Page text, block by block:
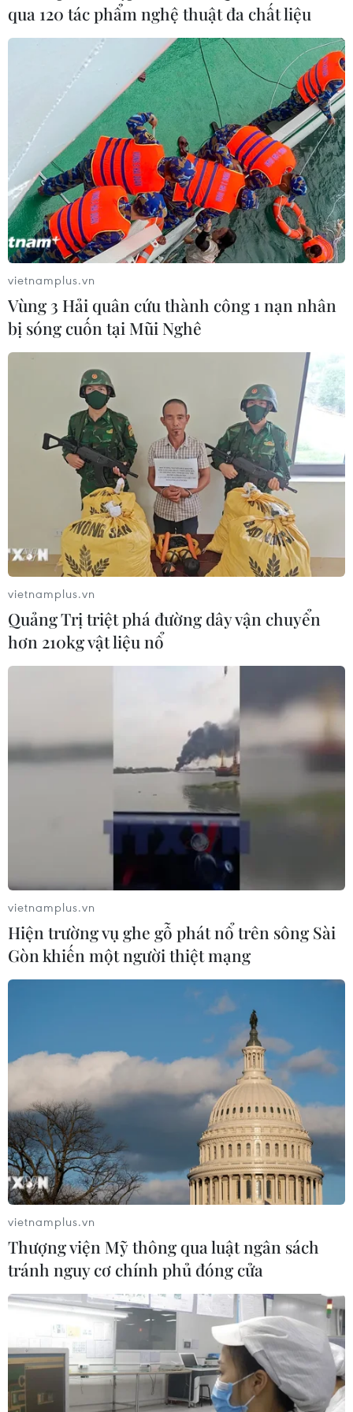
Việt Nam đang ở mức báo động với mức
tiêu thụ rượu, bia
08/11/2018 22:26
Hiện tại, mức độ tiêu thụ rượu, bia tại Việt Nam đang ở
mức báo động với mức tiêu thụ rượu, bia bình quân
đầu người quy đổi theo cồn nguyên chất là 8,3 lít/năm.
Lứa tuổi sử dụng rượu bia tại Việt Nam
Có đến 20% nam thanh niên lái xe sau khi sử dụng
rượu bia bị chấn thương do tai nạn giao thông phải
điều trị ít nhất 1 tuần.
Quốc hội sẽ thảo luận dự Luật Phòng,
chống tác hại của rượu, bia
15/11/2018 13:09
Trong phiên làm việc sáng mai (16/11) Quốc hội sẽ thảo
luận ở hội trường về dự án Luật Phòng, chống tác hại
của rượu, bia; buổi chiều thảo luận Luật sửa đổi, bổ
sung một số điều của Luật Đầu tư công.
qua 120 tác phẩm nghệ thuật đa chất liệu
vietnamplus.vn
Vùng 3 Hải quân cứu thành công 1 nạn nhân
bị sóng cuốn tại Mũi Nghê
vietnamplus.vn
Quảng Trị triệt phá đường dây vận chuyển
hơn 210kg vật liệu nổ
vietnamplus.vn
Hiện trường vụ ghe gỗ phát nổ trên sông Sài
Gòn khiến một người thiệt mạng
vietnamplus.vn
Thượng viện Mỹ thông qua luật ngân sách
tránh nguy cơ chính phủ đóng cửa